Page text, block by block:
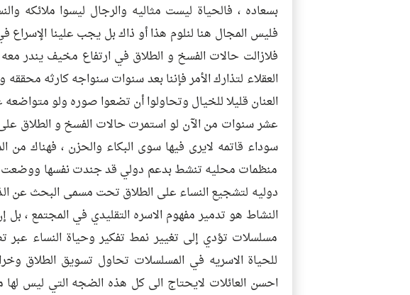
بسعاده ، فالحياة ليست مثاليه والرجال ليسوا ملائكه
فليس المجال هنا لنلوم هذا أو ذاك بل يجب علينا الإسراع
فلازالت حالات الفسخ و الطلاق في ارتفاع مخيف يندر
العقلاء لتذارك الأمر فإننا بعد سنوات سنواجه كارثه محققه
العنان قليلا للخيال وتحاولوا أن تضعوا صوره ولو
عشر سنوات من الآن لو استمرت حالات الفسخ و الطلاق على
سوداء قاتمه لايرى فيها سوى البكاء والحزن ، فهناك
منظمات محليه تنشط بدعم دولي قد جندت نفسها ووضعت
دوليه لتشجيع النساء على الطلاق تحت مسمى البحث عن
النشاط هو تدمير مفهوم الاسره التقليدي في المجتمع ،
مسلسلات تؤدي إلى تغيير نمط تفكير وحياة النساء
للحياة الاسريه في المسلسلات تحاول تسويق الطلاق
احسن العائلات لايحتاج الى كل هذه الضجه التي ليس لها